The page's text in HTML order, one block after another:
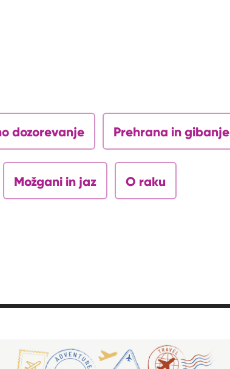
dozorevanje Prehrana in gibanje
Možgani in jaz O raku